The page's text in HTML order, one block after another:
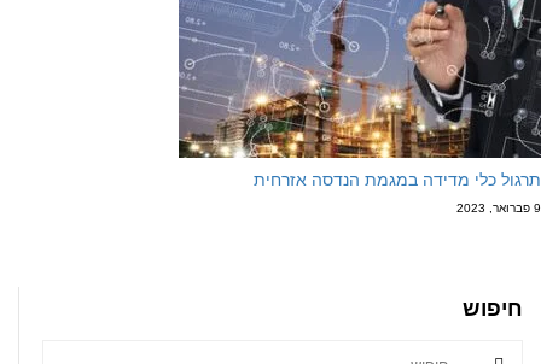
תרגול כלי מדידה במגמת הנדסה אזרחית
9 פברואר, 2023
חיפוש